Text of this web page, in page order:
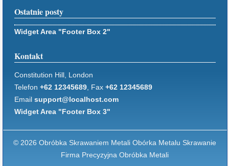
Ostatnie posty
Widget Area "Footer Box 2"
Kontakt
Constitution Hill, London
Telefon +62 12345689, Fax +62 12345689
Email support@localhost.com
Widget Area "Footer Box 3"
© 2026 Obróbka Skrawaniem Metali Obórka Metalu Skrawanie
Firma Precyzyjna Obróbka Metali